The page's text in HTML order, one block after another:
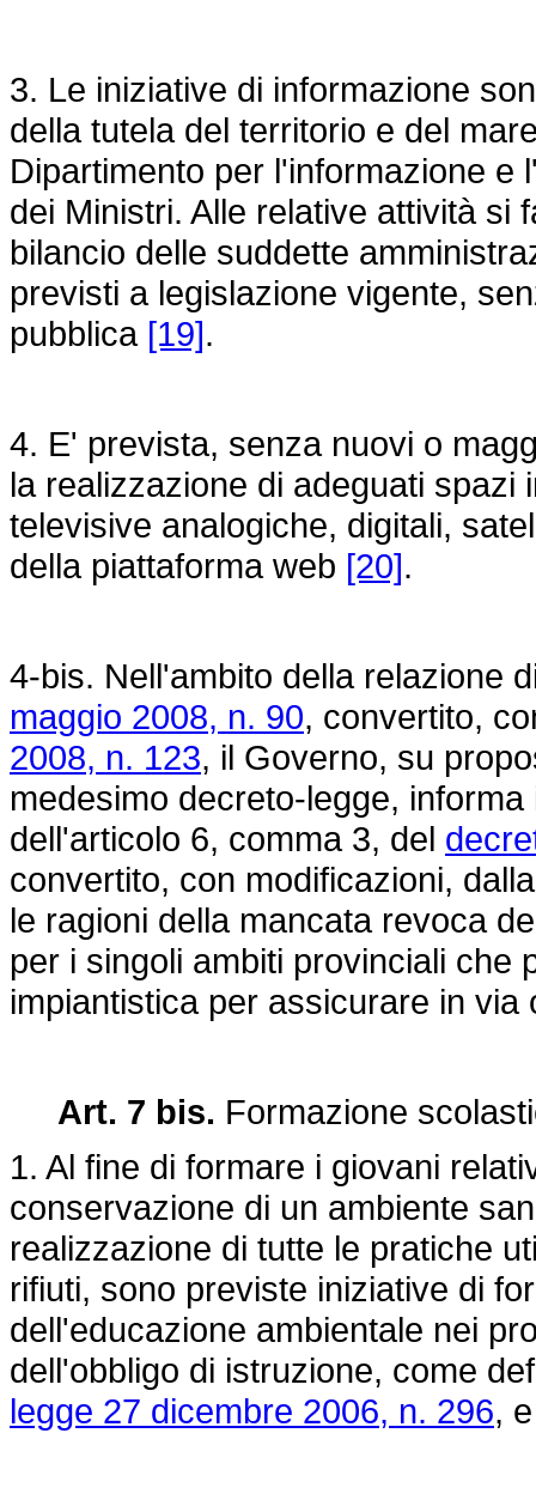
3. Le iniziative di informazione
della tutela del territorio e del
Dipartimento per l'informazione e
dei Ministri. Alle relative attività si
bilancio delle suddette
previsti a legislazione vigente,
pubblica [19].
4. E' prevista, senza nuovi o
la realizzazione di adeguati spazi
televisive analogiche, digitali,
della piattaforma web [20].
4-bis. Nell'ambito della relazione
maggio 2008, n. 90, convertito,
2008, n. 123, il Governo, su
medesimo decreto-legge,
dell'articolo 6, comma 3, del
convertito, con modificazioni,
le ragioni della mancata revoca
per i singoli ambiti provinciali che
impiantistica per assicurare in
Art. 7 bis. Formazione
1. Al fine di formare i giovani
conservazione di un ambiente
realizzazione di tutte le pratiche
rifiuti, sono previste iniziative di
dell'educazione ambientale nei
dell'obbligo di istruzione, come
legge 27 dicembre 2006, n. 296,